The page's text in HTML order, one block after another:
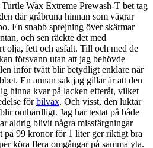
Wax Extreme Prewash-T bet tag
där gråbruna hinnan som vägrar
En snabb sprejning över skärmar
och sen räckte det med
olja, fett och asfalt. Till och med de
försvann utan att jag behövde
inför tvätt blir betydligt enklare när
En annan sak jag gillar är att den
hinna kvar på lacken efteråt, vilket
förbilvax. Och visst, den luktar
outhärdligt. Jag har testat på både
aldrig blivit några missfärgningar
på 99 kronor för 1 liter ger riktigt bra
köra flera omgångar på samma yta.